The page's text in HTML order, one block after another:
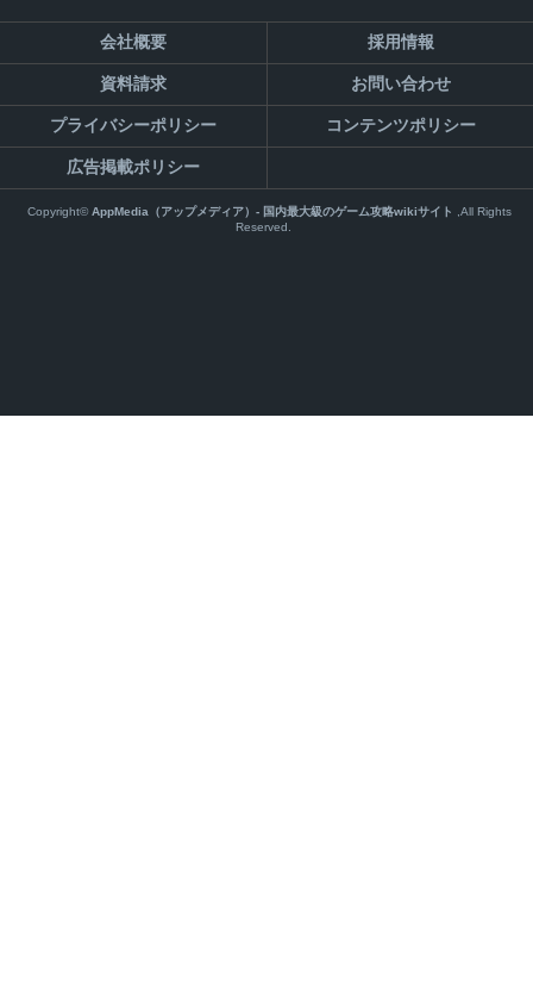
会社概要 採用情報
資料請求 お問い合わせ
プライバシーポリシー コンテンツポリシー
広告掲載ポリシー
Copyright©AppMedia（アップメディア）- 国内最大級のゲーム攻略wikiサイト ,All Rights
Reserved.